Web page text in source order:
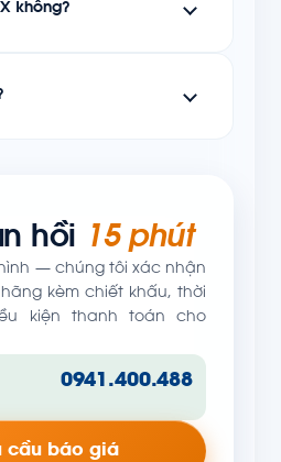
không?
hồi 15 phút
— chúng tôi xác nhận
kèm chiết khấu, thời
kiện thanh toán cho
0941.400.488
cầu báo giá